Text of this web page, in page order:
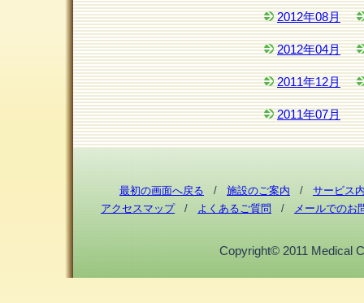
2012年08月
2012年04月
2011年12月
2011年07月
最初の画面へ戻る / 施設のご案内 / サービス
アクセスマップ/ よくあるご質問 / メールでのお
Copyright© 2011 Medical